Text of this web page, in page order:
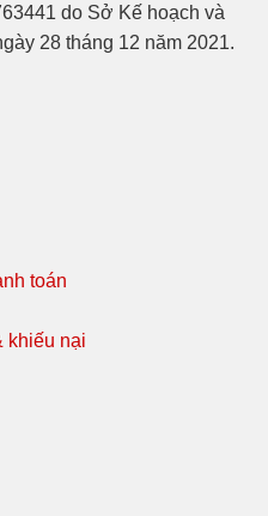
do Sở Kế hoạch và
28 tháng 12 năm 2021.
toán
khiếu nại